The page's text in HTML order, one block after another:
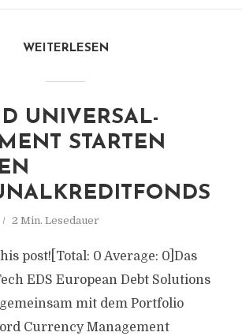
WEITERLESEN
UNIVERSAL-
STARTEN
2 Min. Lesedauer
post![Total: 0 Average: 0]Das
EDS European Debt Solutions
mit dem Portfolio
Currency Management